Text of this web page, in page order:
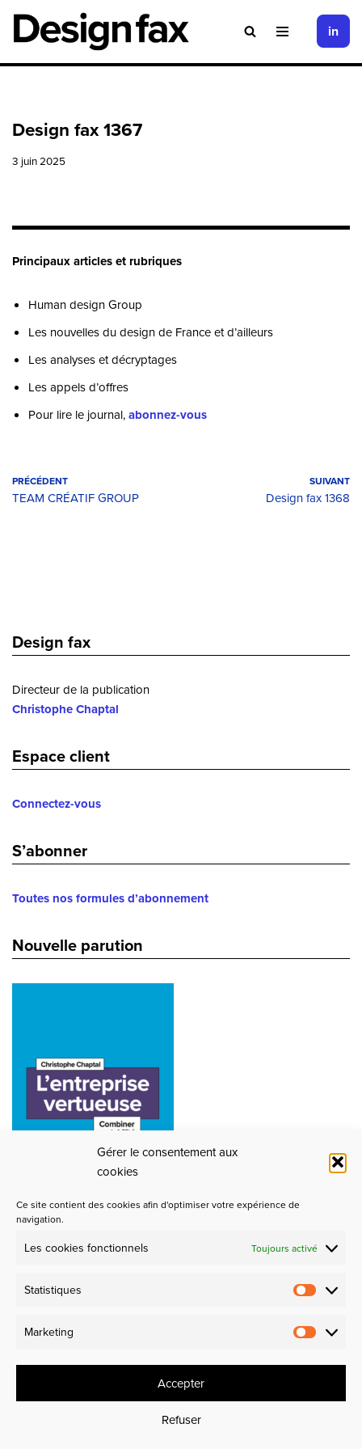
Gérer le consentement aux
cookies
Ce site contient des cookies afin d'optimiser votre expérience de
navigation.
Les cookies fonctionnels Toujours activé
Statistiques
Marketing
Accepter
Refuser
Aller
au
in
Design fax 1367
3 juin 2025
Principaux articles et rubriques
Human design Group
Les nouvelles du design de France et d’ailleurs
Les analyses et décryptages
Les appels d’offres
Pour lire le journal,abonnez-vous
PRÉCÉDENT
TEAM CRÉATIF GROUP
SUIVANT
Design fax 1368
Design fax
Directeur de la publication
Christophe Chaptal
Espace client
Connectez-vous
S’abonner
Toutes nos formules d’abonnement
Nouvelle parution